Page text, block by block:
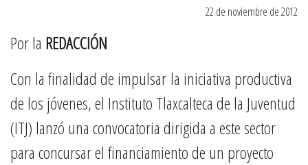
22 de noviembre de 2012
Por la REDACCIÓN
Con la finalidad de impulsar la iniciativa productiva
de los jóvenes, el Instituto Tlaxcalteca de la Juventud
(ITJ) lanzó una convocatoria dirigida a este sector
para concursar el financiamiento de un proyecto